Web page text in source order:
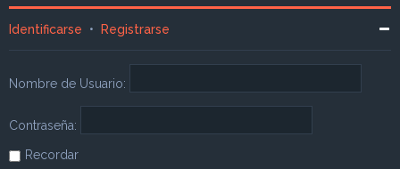
Identificarse • Registrarse
Nombre de Usuario:
Contraseña:
Recordar